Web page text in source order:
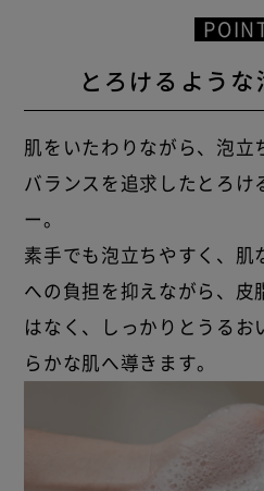
とろけるよう
肌をいたわりながら、泡立
バランスを追求したとろけ
ー。
素手でも泡立ちやすく、肌
への負担を抑えながら、皮
はなく、しっかりとうるお
らかな肌へ導きます。